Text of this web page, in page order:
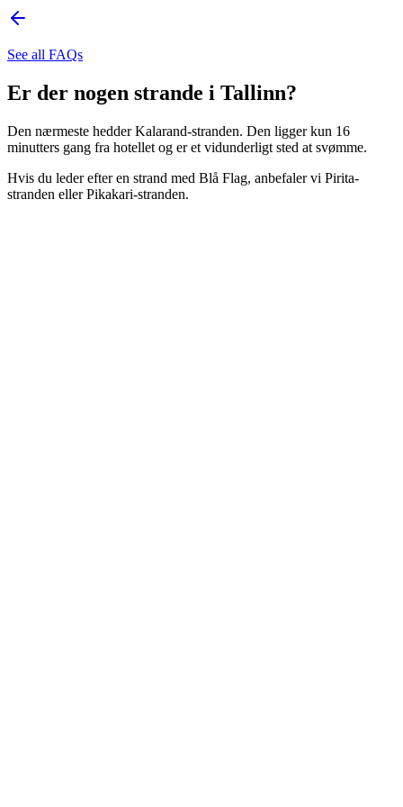
See all FAQs
Er der nogen strande i Tallinn?
Den nærmeste hedder Kalarand-stranden. Den ligger kun 16
minutters gang fra hotellet og er et vidunderligt sted at svømme.
Hvis du leder efter en strand med Blå Flag, anbefaler vi Pirita-
stranden eller Pikakari-stranden.